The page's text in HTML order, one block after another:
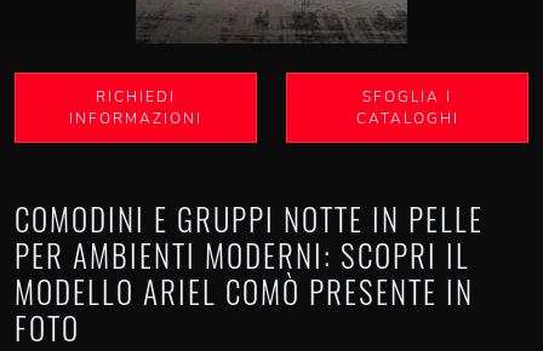
RICHIEDI
INFORMAZIONI
SFOGLIA I
CATALOGHI
COMODINI E GRUPPI NOTTE IN PELLE
PER AMBIENTI MODERNI: SCOPRI IL
MODELLO ARIEL COMÒ PRESENTE IN
FOTO